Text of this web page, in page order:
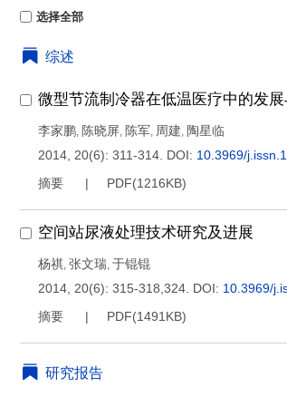
选择全部
综述
微型节流制冷器在低温医疗中的发展
李家鹏, 陈晓屏, 陈军, 周建, 陶星临
2014, 20(6): 311-314. DOI: 10.3969/
摘要
PDF(1216KB)
空间站尿液处理技术研究及进展
杨祺, 张文瑞, 于锟锟
2014, 20(6): 315-318,324. DOI: 10.3969/
摘要
PDF(1491KB)
研究报告